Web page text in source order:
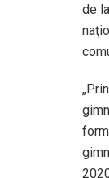
de